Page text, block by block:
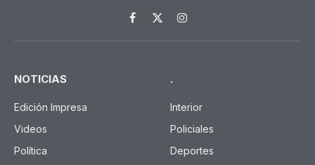
Facebook
X
(Twitter)
Instagram
NOTICIAS
Edición Impresa
Videos
Política
.
Interior
Policiales
Deportes